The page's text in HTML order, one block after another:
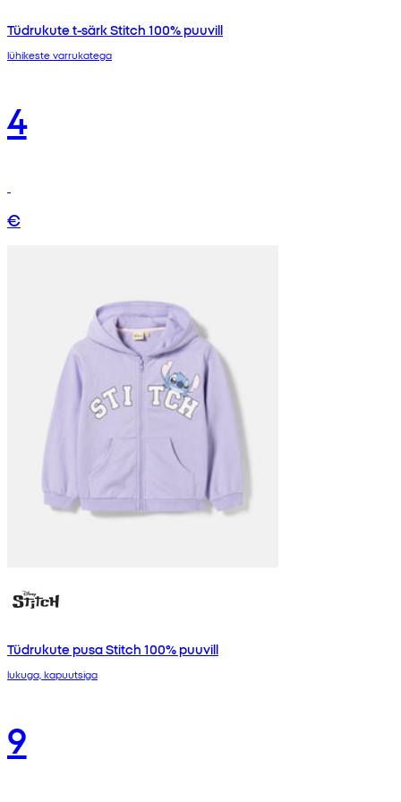
Tüdrukute t-särk Stitch 100% puuvill
lühikeste varrukatega
4
€
Tüdrukute pusa Stitch 100% puuvill
lukuga, kapuutsiga
9